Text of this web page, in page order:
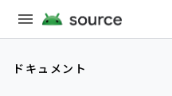
ドキュメント